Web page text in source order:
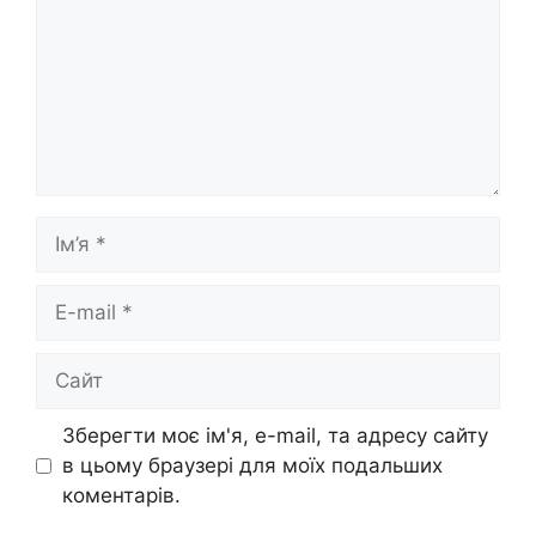
mail
Зберегти моє ім'я, e-mail, та адресу сайту
в цьому браузері для моїх подальших
коментарів.